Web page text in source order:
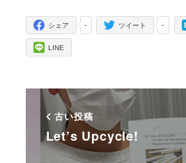
-
シェア -
ツイート
LINE
古い投稿
Let’s Upcycle!